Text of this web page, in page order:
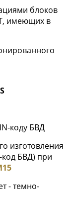
блоков
имеющих в
коду БВД
изготовления
код БВД) при
- темно-